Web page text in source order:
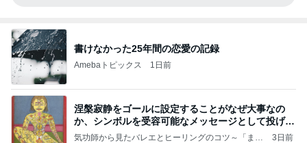
書けなかった25年間の恋愛の記録
Amebaトピックス 1日前
涅槃寂静をゴールに設定することがなぜ大事なの
か、シンボルを受容可能なメッセージとして投げる
ことが
気功師から見たバレエとヒーリングのコツ～「まと
3日前